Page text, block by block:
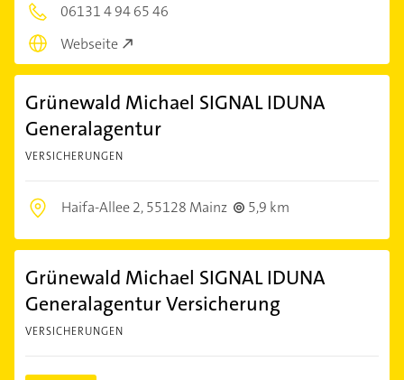
06131 4 94 65 46
Webseite
Grünewald Michael SIGNAL IDUNA
Generalagentur
VERSICHERUNGEN
Haifa-Allee 2,55128 Mainz 5,9 km
Grünewald Michael SIGNAL IDUNA
Generalagentur Versicherung
VERSICHERUNGEN